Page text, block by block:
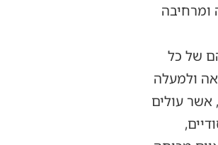
ומרחיבה
של כל
ביותר בישראל ומונה כ- 17,500 אנשי הוראה ולמעלה
מתוכם – 63,991 ילדים העולים לגנים וכ-20,470 ילדים, אשר עולים
המיוחד, 414 בתי ספר יסודיים,